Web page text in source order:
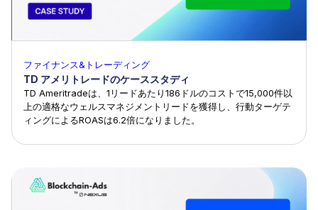
ファイナンス&トレーディング
TD アメリトレードのケーススタディ
TD Ameritradeは、1リードあたり186ドルのコストで15,000件以
上の適格なウェルスマネジメントリードを獲得し、行動ターゲテ
ィングによるROASは6.2倍になりました。